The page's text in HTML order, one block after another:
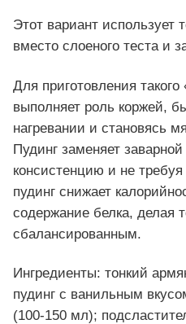
Этот вариант использует
вместо слоеного теста и
Для приготовления
выполняет роль коржей,
нагревании и становясь
Пудинг заменяет
консистенцию и не
пудинг снижает
содержание белка, делая
сбалансированным.
Ингредиенты: тонкий
пудинг с ванильным
(100-150 мл);